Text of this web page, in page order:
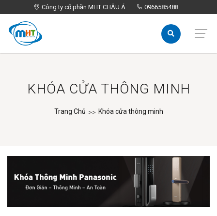
Công ty cổ phần MHT CHÂU Á 0966585488
Công ty cổ phần MHT CHÂU Á 0966585488
KHÓA CỬA THÔNG MINH
Trang Chủ Khóa cửa thông minh